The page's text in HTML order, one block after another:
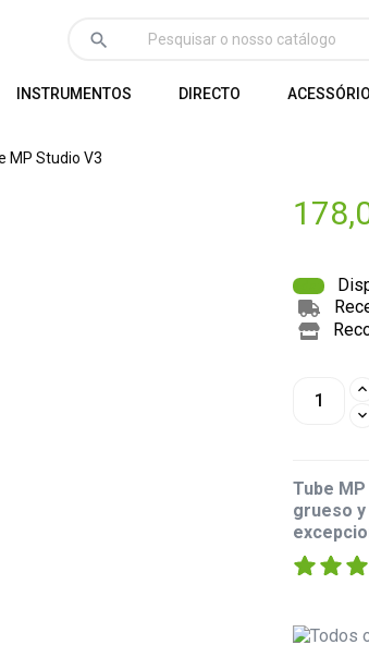
search
INSTRUMENTOS DIRECTO
MP Studio V3
Tube
grueso